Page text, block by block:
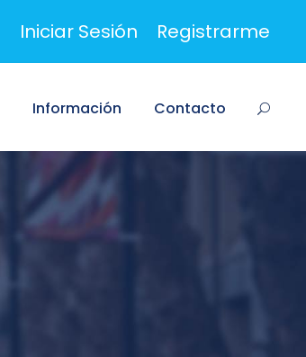
Iniciar Sesión Registrarme
Información Contacto